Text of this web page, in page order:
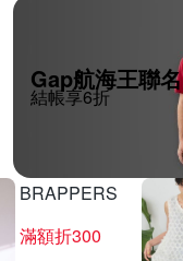
Gap航海王聯名
結帳享6折
BRAPPERS
滿額折300